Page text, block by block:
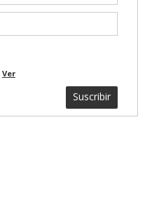
Ver
Suscribir